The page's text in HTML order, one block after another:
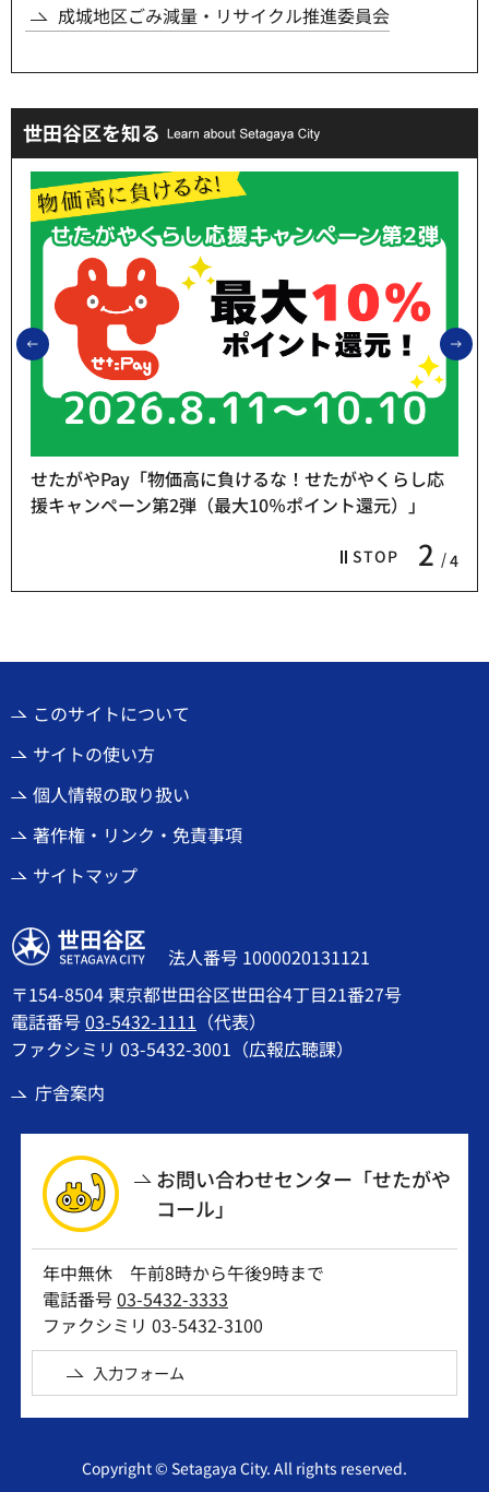
成城地区ごみ減量・リサイクル推進委員会
世田谷区を知る
前のスライドを表示
STOP 2 4
せたがやPay「物価高に負けるな！せたがやくらし応
援キャンペーン第2弾（最大10％ポイント還元）」
このサイトについて
サイトの使い方
個人情報の取り扱い
著作権・リンク・免責事項
サイトマップ
世田谷区
法人番号 1000020131121
〒154-8504 東京都世田谷区世田谷4丁目21番27号
電話番号03-5432-1111 （代表）
ファクシミリ 03-5432-3001（広報広聴課）
庁舎案内
お問い合わせセンター「せたがや
コール」
年中無休 午前8時から午後9時まで
電話番号03-5432-3333
ファクシミリ 03-5432-3100
入力フォーム
Copyright © Setagaya City. All rights reserved.